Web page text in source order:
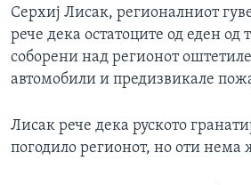
Серхиј Лисак, регионалниот
рече дека остатоците од еден од
соборени над регионот
автомобили и предизвикале
Лисак рече дека руското
погодило регионот, но оти нема